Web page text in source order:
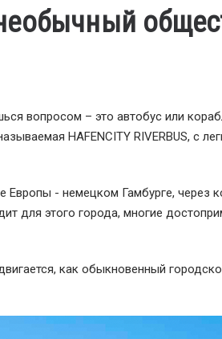
вопросом – это автобус или
HAFENCITY RIVERBUS, с
- немецком Гамбурге, через
для этого города, многие
как обыкновенный